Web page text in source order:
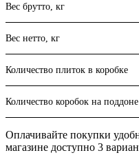
Вес брутто, кг
Вес нетто, кг
Количество плиток в коробке
Количество коробок на поддоне
Оплачивайте покупки
магазине доступно 3